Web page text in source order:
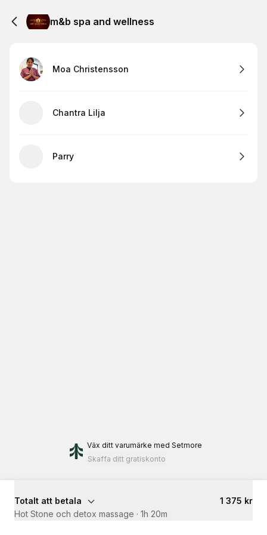
m&b spa and wellness
Moa Christensson
Chantra Lilja
Parry
Väx ditt varumärke med Setmore
Skaffa ditt gratiskonto
Totalt att betala
1 375 kr
Hot Stone och detox massage · 1h 20m